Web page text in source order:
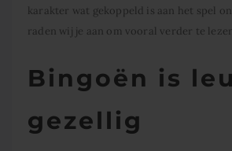
karakter wat gekoppeld is aan het spel
raden wij je aan om vooral verder te
Bingoën is
gezellig